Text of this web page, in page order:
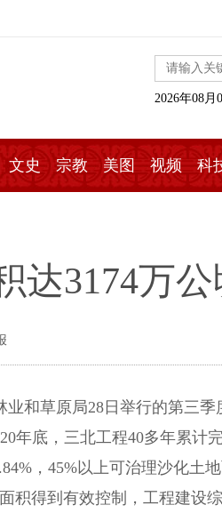
2026年08
文史 宗教 美图 视频 科
达3174万公
草原局28日举行的第三季
年底，三北工程40多年累计
，45%以上可治理沙化土
积得到有效控制，工程建设综